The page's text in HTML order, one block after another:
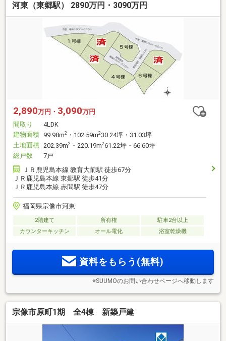
河東（東郷駅） 2890万円・3090万円
2,890万円・ 3,090万円
間取り
4LDK
建物面積 99.98m2 ・102.59m230.24坪・31.03坪
土地面積 202.39m2 ・220.19m261.22坪・66.60坪
総戸数
7戸
ＪＲ鹿児島本線 教育大前駅 徒歩67分
ＪＲ鹿児島本線 東郷駅 徒歩41分
ＪＲ鹿児島本線 赤間駅 徒歩47分
福岡県宗像市河東
2階建て 所有権
駐車2台以上
カウンターキッチン
オール電化 浴室乾燥機
資料をもらう(無料)
※SUUMOのお問い合わせページへ移動します
宗像市原町1期 全4棟 新築戸建